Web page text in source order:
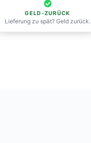
GELD-ZURÜCK
Lieferung zu spät? Geld zurück.